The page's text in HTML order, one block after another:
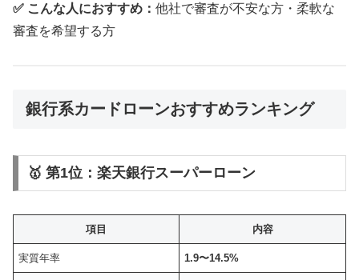
✅ こんな人におすすめ： 他社で審査が不安な方・柔軟な
審査を希望する方
銀行系カードローンおすすめランキング
🥇 第1位：楽天銀行スーパーローン
項目 内容
実質年率 1.9〜14.5%